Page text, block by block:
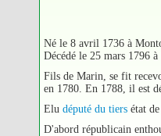
Né le 8 avril 1736 à
Décédé le 25 mars 1796
Fils de Marin, se fit
en 1780. En 1788, il est
Elu député du tiers état
D'abord républicain